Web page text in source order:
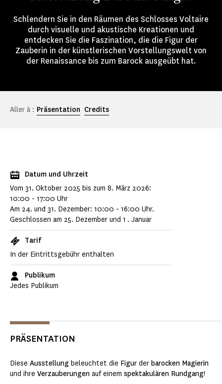
Schlendern Sie in den Räumen des Schlosses Voltaire
durch visuelle und akustische Kreationen und
entdecken Sie die Faszination, die die Figur der
Zauberin in der künstlerischen Vorstellungswelt von
der Renaissance bis zum Barock ausgeübt hat.
Aller à : Präsentation Credits
Datum und Uhrzeit
Vom 31. Oktober 2025 bis zum 8. März 2026:
10:00 - 17:00 Uhr
Am 24. und 31. Dezember: 10:00 - 16:00 Uhr.
Geschlossen am 25. Dezember und 1 . Januar
Tarif
In der Eintrittsgebühr enthalten
Publikum
Jedes Publikum
PRÄSENTATION
Diese Ausstellung beleuchtet die Figur der barocken Magierin
und ihre Verzauberungen auf einem spektakulären Rundgang!